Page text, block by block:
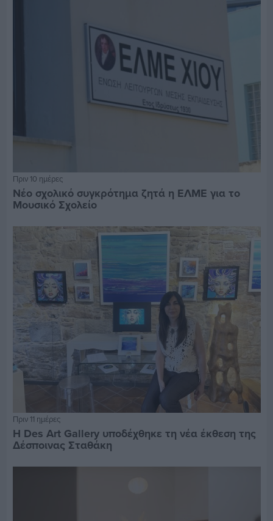
Πριν 10 ημέρες
Νέο σχολικό συγκρότημα ζητά η ΕΛΜΕ για το
Μουσικό Σχολείο
Πριν 11 ημέρες
Η Des Art Gallery υποδέχθηκε τη νέα έκθεση της
Δέσποινας Σταθάκη